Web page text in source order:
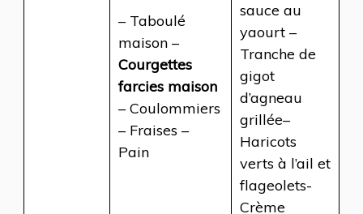
– Taboulé
maison –
Courgettes
farcies maison
– Coulommiers
– Fraises –
Pain
sauce au
yaourt –
Tranche de
gigot
d’agneau
grillée–
Haricots
verts à l’ail et
flageolets-
Crème